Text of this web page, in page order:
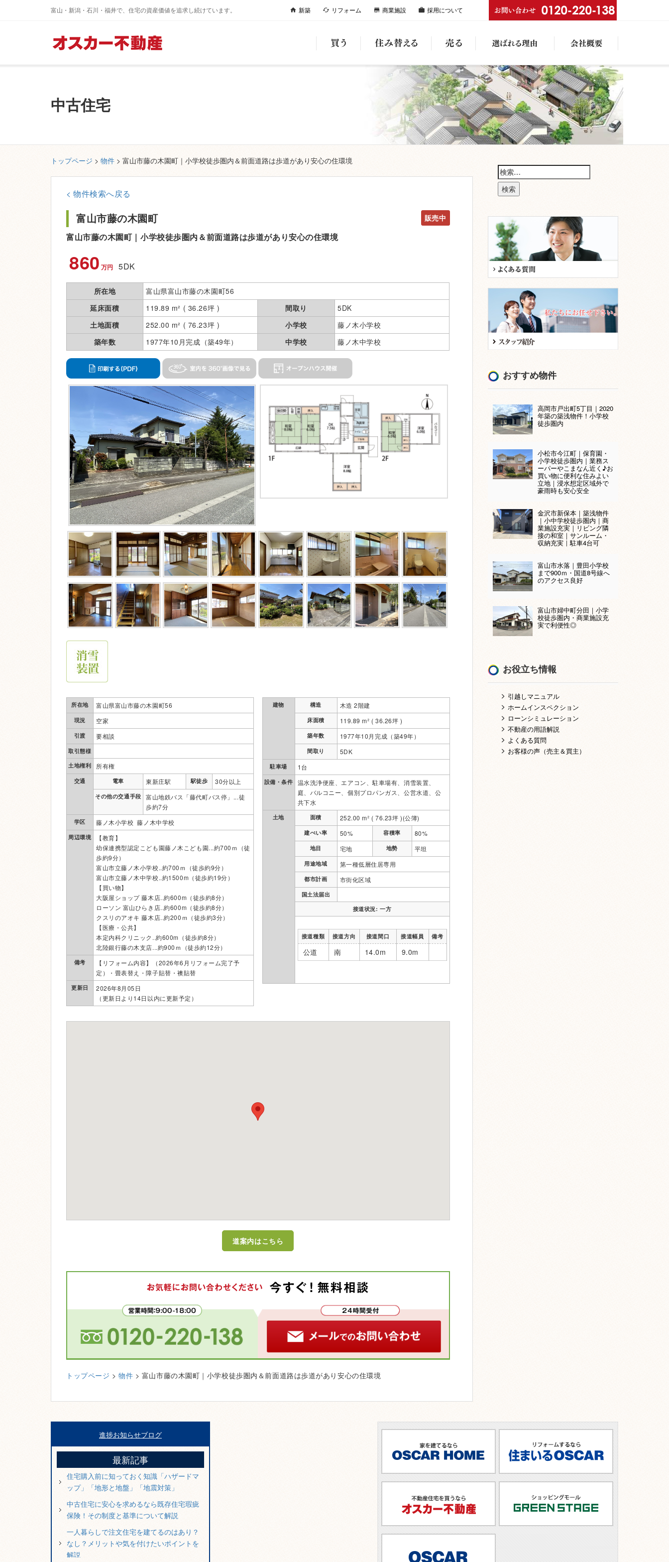
富山・新潟・石川・福井で、住宅の資産価値を追求し続けています。 home 新築 cached リフォーム store 商業施設 work 採用について
中古住宅
トップページ > 物件 > 富山市藤の木園町｜小学校徒歩圏内＆前面道路は歩道があり安心の住環境
< 物件検索へ戻る
販売中
富山市藤の木園町
富山市藤の木園町｜小学校徒歩圏内＆前面道路は歩道があり安心の住環境
860 万円 5DK
所在地
富山県富山市藤の木園町56
延床面積
119.89 m² ( 36.26坪 ) 間取り
5DK
土地面積
252.00 m² ( 76.23坪 ) 小学校
藤ノ木小学校
築年数
1977年10月完成（築49年） 中学校 藤ノ木中学校
所在地 富山県富山市藤の木園町56
現況 空家
引渡 要相談
取引態様
土地権利
所有権
交通 電車 東新庄駅 駅徒歩 30分以上
その他の交通手段
富山地鉄バス「藤代町バス停」...徒
歩約7分
学区 藤ノ木小学校 藤ノ木中学校
周辺環境
【教育】
幼保連携型認定こども園藤ノ木こども園...約700ｍ（徒
歩約9分）
富山市立藤ノ木小学校..約700ｍ（徒歩約9分）
富山市立藤ノ木中学校..約1500m（徒歩約19分）
【買い物】
大阪屋ショップ 藤木店..約600m（徒歩約8分）
ローソン 富山ひらき店..約600m（徒歩約8分）
クスリのアオキ 藤木店..約200ｍ（徒歩約3分）
【医療・公共】
本定内科クリニック..約600m（徒歩約8分）
北陸銀行藤の木支店...約900ｍ（徒歩約12分）
備考
【リフォーム内容】（2026年6月リフォーム完了予
定）・畳表替え・障子貼替・襖貼替
更新日
2026年8月05日
（更新日より14日以内に更新予定）
建物 構造 木造 2階建
床面積 119.89 m² ( 36.26坪 )
築年数 1977年10月完成（築49年）
間取り 5DK
駐車場 1台
設備・条件
温水洗浄便座、エアコン、駐車場有、消雪装置、
庭、バルコニー、個別プロパンガス、公営水道、公
共下水
土地 面積 252.00 m² ( 76.23坪 )(公簿)
建ぺい率 50% 容積率 80%
地目 宅地 地勢 平坦
用途地域 第一種低層住居専用
都市計画 市街化区域
国土法届出
接道状況: 一方
接道種類 接道方向 接道間口 接道幅員 備考
公道 南 14.0m 9.0m
道案内はこちら
トップページ >物件 > 富山市藤の木園町｜小学校徒歩圏内＆前面道路は歩道があり安心の住環境
おすすめ物件
高岡市戸出町5丁目｜2020
年築の築浅物件！小学校
徒歩圏内
小松市今江町｜保育園・
小学校徒歩圏内｜業務ス
ーパーやこまなん近く♪お
買い物に便利な住みよい
立地｜浸水想定区域外で
豪雨時も安心安全
金沢市新保本｜築浅物件
｜小中学校徒歩圏内｜商
業施設充実｜リビング隣
接の和室｜サンルーム・
収納充実｜駐車4台可
富山市水落｜豊田小学校
まで900ｍ・国道8号線へ
のアクセス良好
富山市婦中町分田｜小学
校徒歩圏内・商業施設充
実で利便性◎
お役立ち情報
引越しマニュアル
ホームインスペクション
ローンシミュレーション
不動産の用語解説
よくある質問
お客様の声（売主＆買主）
進捗お知らせブログ
最新記事
住宅購入前に知っておく知識「ハザードマ
ップ」「地形と地盤」「地震対策」
中古住宅に安心を求めるなら既存住宅瑕疵
保険！その制度と基準について解説
一人暮らしで注文住宅を建てるのはあり？
なし？メリットや気を付けたいポイントを
解説